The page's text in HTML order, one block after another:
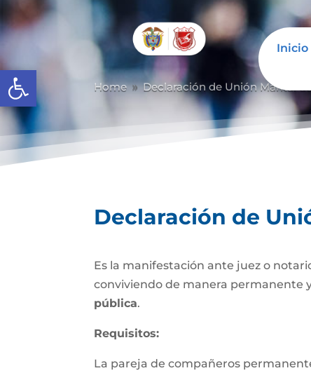
Abrir barra de herramientas
Inicio
Home 9 Declaración de Unión Marital de
Declaración de
Es la manifestación ante juez o
conviviendo de manera permanente
pública.
Requisitos:
La pareja de compañeros